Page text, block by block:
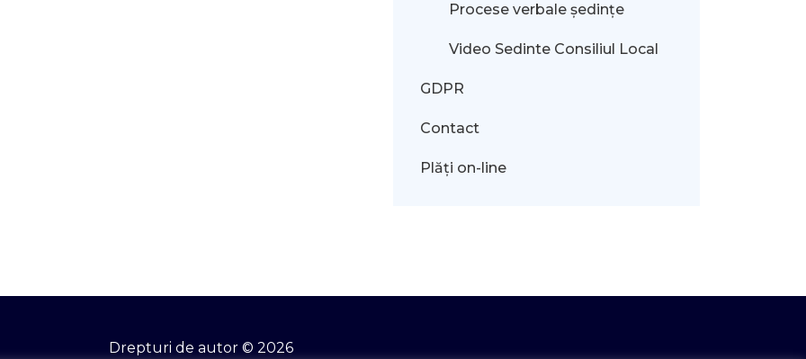
Procese verbale ședințe
Video Sedinte Consiliul Local
GDPR
Contact
Plăți on-line
Drepturi de autor © 2026